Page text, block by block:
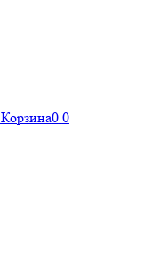
Корзина0 0